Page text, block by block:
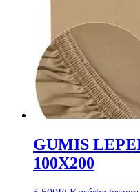
GUMIS
100X200